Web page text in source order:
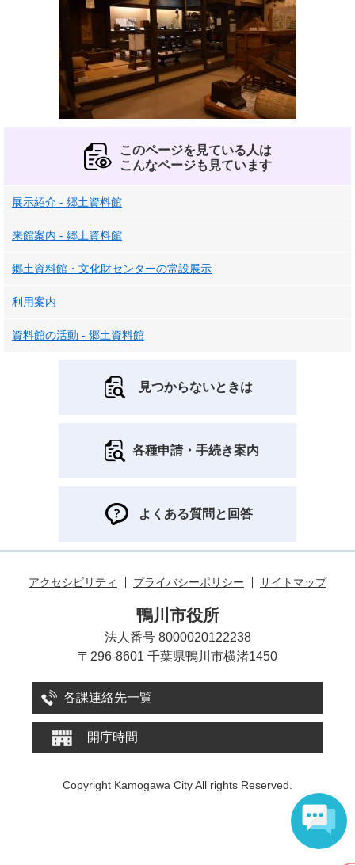
このページを見ている人は
こんなページも見ています
展示紹介 - 郷土資料館
来館案内 - 郷土資料館
郷土資料館・文化財センターの常設展示
利用案内
資料館の活動 - 郷土資料館
見つからないときは
各種申請・手続き案内
よくある質問と回答
アクセシビリティ プライバシーポリシー サイトマップ
鴨川市役所
法人番号 8000020122238
〒296-8601 千葉県鴨川市横渚1450
各課連絡先一覧
開庁時間
Copyright Kamogawa City All rights Reserved.